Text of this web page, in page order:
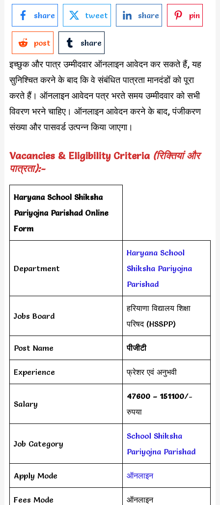
share tweet share pin
post share
इच्छुक और पात्र उम्मीदवार ऑनलाइन आवेदन कर सकते हैं, यह
सुनिश्चित करने के बाद कि वे संबंधित पात्रता मानदंडों को पूरा
करते हैं। ऑनलाइन आवेदन पत्र भरते समय उम्मीदवार को सभी
विवरण भरने चाहिए। ऑनलाइन आवेदन करने के बाद, पंजीकरण
संख्या और पासवर्ड उत्पन्न किया जाएगा।
Vacancies & Eligibility Criteria (रिक्तियां और
पात्रता):-
Haryana School Shiksha
Pariyojna Parishad Online
Form
Department
Haryana School
Shiksha Pariyojna
Parishad
Jobs Board
हरियाणा विद्यालय शिक्षा
परिषद (HSSPP)
Post Name पीजीटी
Experience फ्रेशर एवं अनुभवी
Salary
47600 – 151100/-
रुपया
Job Category
School Shiksha
Pariyojna Parishad
Apply Mode ऑनलाइन
Fees Mode ऑनलाइन